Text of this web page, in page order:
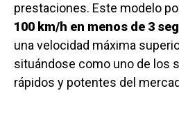
prestaciones. Este modelo
100 km/h en menos de 3
una velocidad máxima
situándose como uno de los
rápidos y potentes del